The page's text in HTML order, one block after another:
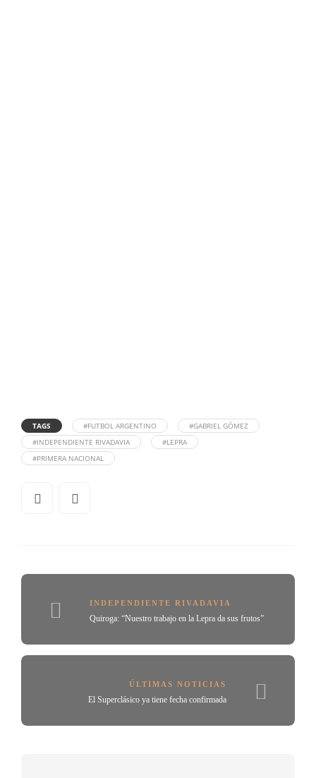
TAGS #FUTBOL ARGENTINO
#GABRIEL GÓMEZ
#INDEPENDIENTE RIVADAVIA
#LEPRA
#PRIMERA NACIONAL
INDEPENDIENTE RIVADAVIA
Quiroga: “Nuestro trabajo en la Lepra da sus frutos”
ÚLTIMAS NOTICIAS
El Superclásico ya tiene fecha confirmada